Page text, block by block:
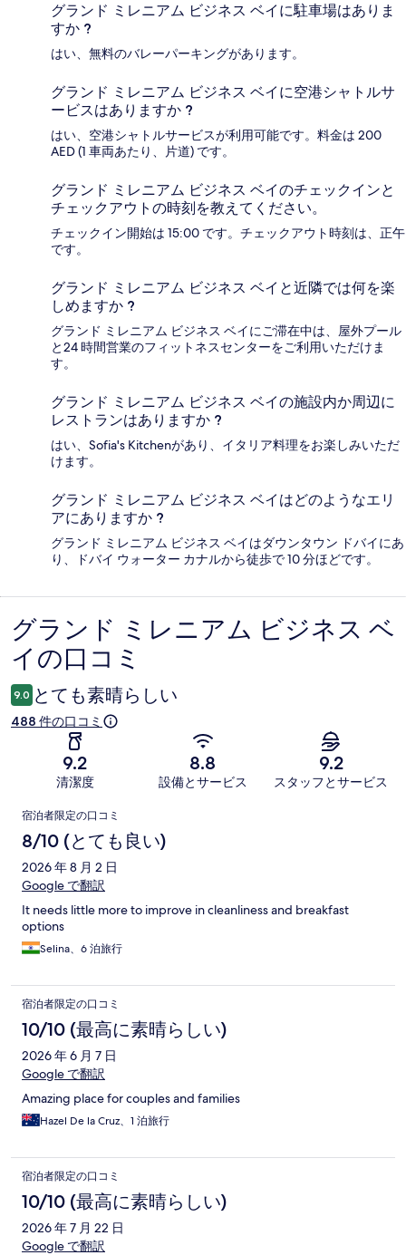
グランド ミレニアム ビジネス ベイに駐車場はありま
すか ?
はい、無料のバレーパーキングがあります。
グランド ミレニアム ビジネス ベイに空港シャトルサ
ービスはありますか ?
はい、空港シャトルサービスが利用可能です。料金は 200
AED (1 車両あたり、片道) です。
グランド ミレニアム ビジネス ベイのチェックインと
チェックアウトの時刻を教えてください。
チェックイン開始は 15:00 です。チェックアウト時刻は、正午
です。
グランド ミレニアム ビジネス ベイと近隣では何を楽
しめますか ?
グランド ミレニアム ビジネス ベイにご滞在中は、屋外プール
と24 時間営業のフィットネスセンターをご利用いただけま
す。
グランド ミレニアム ビジネス ベイの施設内か周辺に
レストランはありますか ?
はい、Sofia's Kitchenがあり、イタリア料理をお楽しみいただ
けます。
グランド ミレニアム ビジネス ベイはどのようなエリ
アにありますか ?
グランド ミレニアム ビジネス ベイはダウンタウン ドバイにあ
り、ドバイ ウォーター カナルから徒歩で 10 分ほどです。
口
コ
ミ
グランド ミレニアム ビジネス ベ
イの口コミ
9.0 とても素晴らしい
488 件の口コミ
9.2
清潔度
8.8
設備とサービス
9.2
スタッフとサービス
口
コ
ミ
宿泊者限定の口コミ
8/10 (とても良い)
2026 年 8 月 2 日
Google で翻訳
It needs little more to improve in cleanliness and breakfast
options
Selina、6 泊旅行
宿泊者限定の口コミ
10/10 (最高に素晴らしい)
2026 年 6 月 7 日
Google で翻訳
Amazing place for couples and families
Hazel De la Cruz、1 泊旅行
宿泊者限定の口コミ
10/10 (最高に素晴らしい)
2026 年 7 月 22 日
Google で翻訳